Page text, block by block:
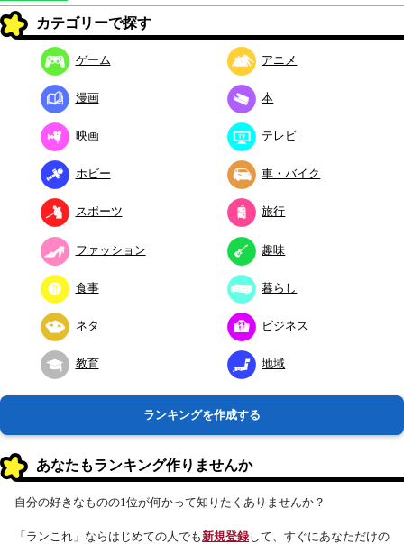
カテゴリーで探す
ゲーム アニメ
漫画 本
映画 テレビ
ホビー 車・バイク
スポーツ 旅行
ファッション 趣味
食事 暮らし
ネタ ビジネス
教育 地域
ランキングを作成する
あなたもランキング作りませんか
自分の好きなものの1位が何かって知りたくありませんか？
「ランこれ」ならはじめての人でも新規登録して、すぐにあなただけの